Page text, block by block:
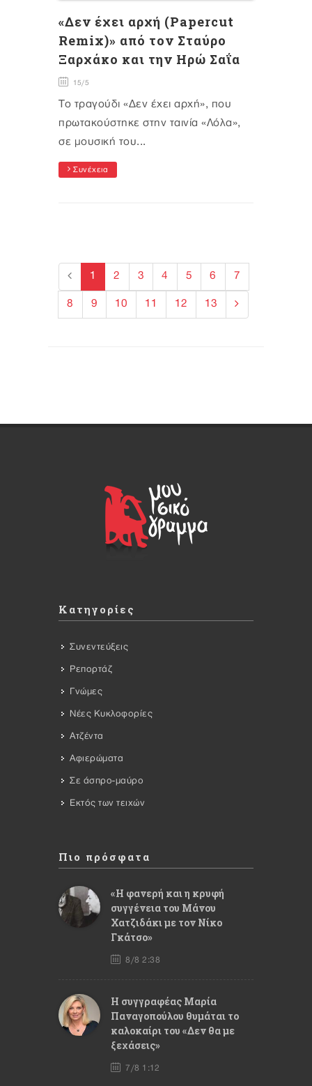
«Δεν έχει αρχή (Papercut
Remix)» από τον Σταύρο
Ξαρχάκο και την Ηρώ Σαΐα
15/5
Το τραγούδι «Δεν έχει αρχή», που
πρωτακούστηκε στην ταινία «Λόλα»,
σε μουσική του...
Συνέχεια
1 2 3 4 5 6 7
8 9 10 11 12 13
Κατηγορίες
Συνεντεύξεις
Ρεπορτάζ
Γνώμες
Νέες Κυκλοφορίες
Ατζέντα
Αφιερώματα
Σε άσπρο-μαύρο
Εκτός των τειχών
Πιο πρόσφατα
«Η φανερή και η κρυφή
συγγένεια του Μάνου
Χατζιδάκι με τον Νίκο
Γκάτσο»
8/8 2:38
Η συγγραφέας Μαρία
Παναγοπούλου θυμάται το
καλοκαίρι του «Δεν θα με
ξεχάσεις»
7/8 1:12